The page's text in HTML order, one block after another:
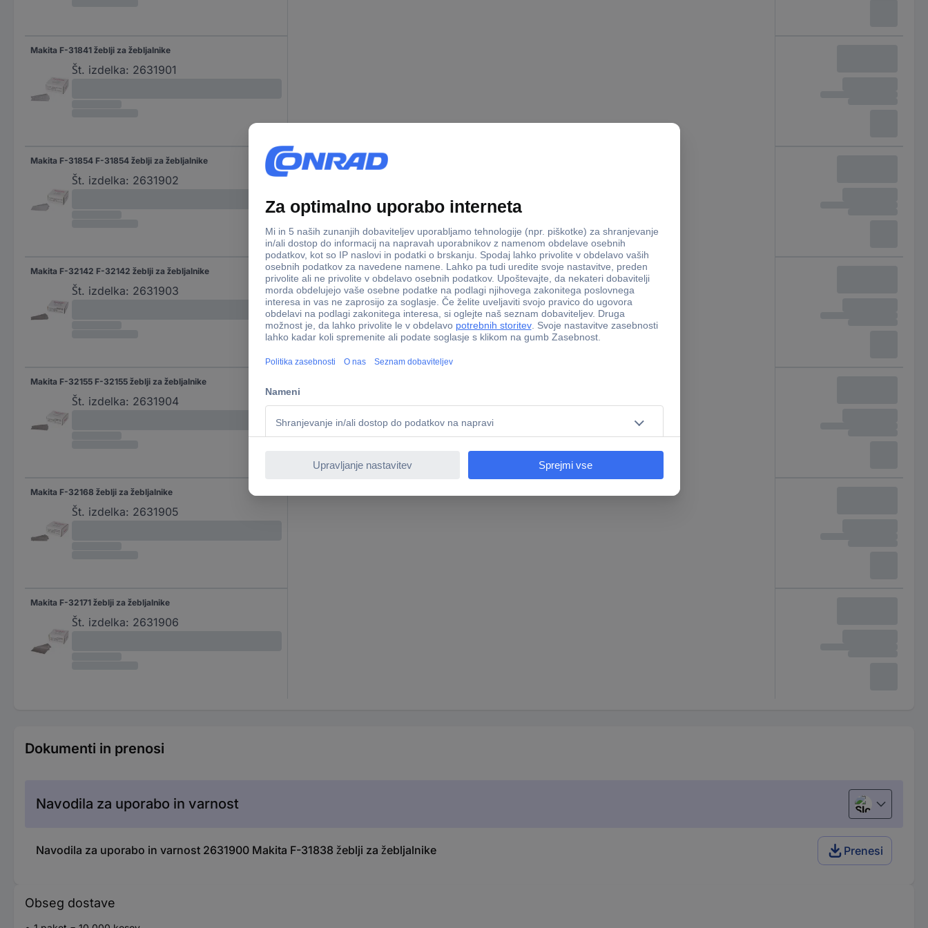
Makita F-31841 žeblji za žebljalnike
Št. izdelka: 2631901
Makita F-31854 F-31854 žeblji za žebljalnike
Št. izdelka: 2631902
Makita F-32142 F-32142 žeblji za žebljalnike
Št. izdelka: 2631903
Makita F-32155 F-32155 žeblji za žebljalnike
Št. izdelka: 2631904
Makita F-32168 žeblji za žebljalnike
Št. izdelka: 2631905
Makita F-32171 žeblji za žebljalnike
Št. izdelka: 2631906
Dokumenti in prenosi
Navodila za uporabo in varnost Slovenščina
Navodila za uporabo in varnost 2631900 Makita F-31838 žeblji za žebljalnike Prenesi
Obseg dostave